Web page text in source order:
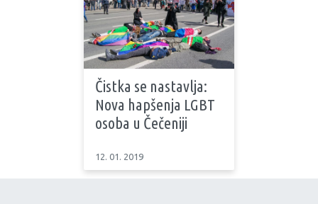
Čistka se nastavlja:
Nova hapšenja LGBT
osoba u Čečeniji
12. 01. 2019